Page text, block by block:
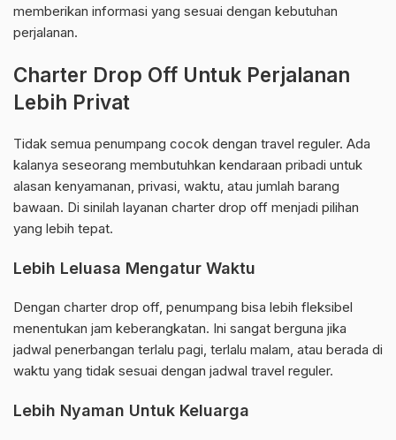
memberikan informasi yang sesuai dengan kebutuhan
perjalanan.
Charter Drop Off Untuk Perjalanan
Lebih Privat
Tidak semua penumpang cocok dengan travel reguler. Ada
kalanya seseorang membutuhkan kendaraan pribadi untuk
alasan kenyamanan, privasi, waktu, atau jumlah barang
bawaan. Di sinilah layanan charter drop off menjadi pilihan
yang lebih tepat.
Lebih Leluasa Mengatur Waktu
Dengan charter drop off, penumpang bisa lebih fleksibel
menentukan jam keberangkatan. Ini sangat berguna jika
jadwal penerbangan terlalu pagi, terlalu malam, atau berada di
waktu yang tidak sesuai dengan jadwal travel reguler.
Lebih Nyaman Untuk Keluarga